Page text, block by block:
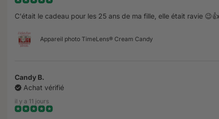
C'était le cadeau pour les 25 ans de ma fille, elle était ravie 😉👍
Appareil photo TimeLens® Cream Candy
Candy B.
Achat vérifié
il y a 11 jours